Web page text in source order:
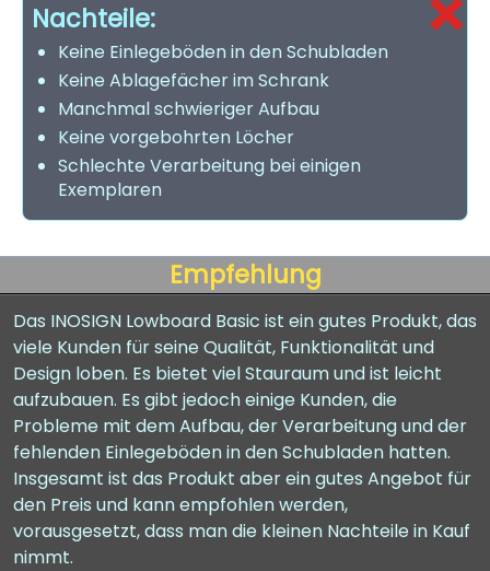
Nachteile:
Keine Einlegeböden in den Schubladen
Keine Ablagefächer im Schrank
Manchmal schwieriger Aufbau
Keine vorgebohrten Löcher
Schlechte Verarbeitung bei einigen
Exemplaren
Empfehlung
Das INOSIGN Lowboard Basic ist ein gutes Produkt, das
viele Kunden für seine Qualität, Funktionalität und
Design loben. Es bietet viel Stauraum und ist leicht
aufzubauen. Es gibt jedoch einige Kunden, die
Probleme mit dem Aufbau, der Verarbeitung und der
fehlenden Einlegeböden in den Schubladen hatten.
Insgesamt ist das Produkt aber ein gutes Angebot für
den Preis und kann empfohlen werden,
vorausgesetzt, dass man die kleinen Nachteile in Kauf
nimmt.